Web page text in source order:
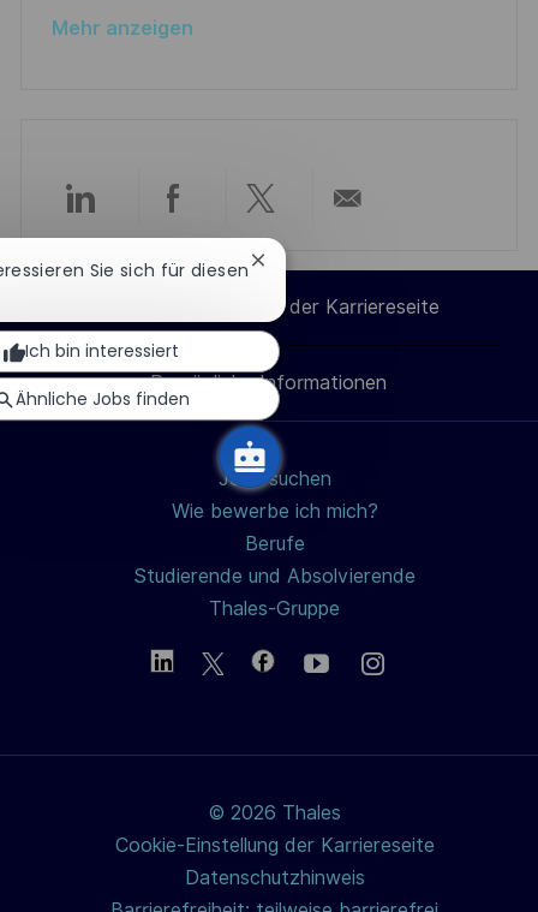
c
e
e
n
t
i
c
h
u
Mehr anzeigen
Über
LinkedIn
teilen
Über
Facebook
teilen
Über
Twitter
teilen
E-
Mail
teilen
Cookie-Einstellungen der Karriereseite
Persönliche Informationen
Jobs suchen
Wie bewerbe ich mich?
Berufe
Studierende und Absolvierende
Thales-Gruppe
© 2026 Thales
Cookie-Einstellung der Karriereseite
Datenschutzhinweis
Sie sich für diesen Chatbot-
schließen
Ich bin interessiert
Ähnliche Jobs finden